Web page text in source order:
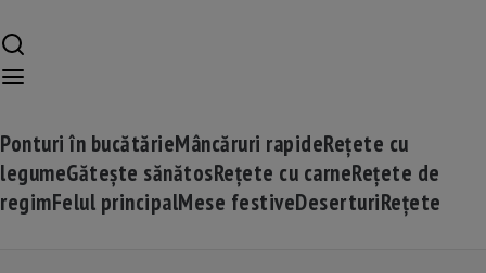
Ponturi în bucătărieMâncăruri rapideRețete cu
legumeGătește sănătosRețete cu carneRețete de
regimFelul principalMese festiveDeserturiRețete